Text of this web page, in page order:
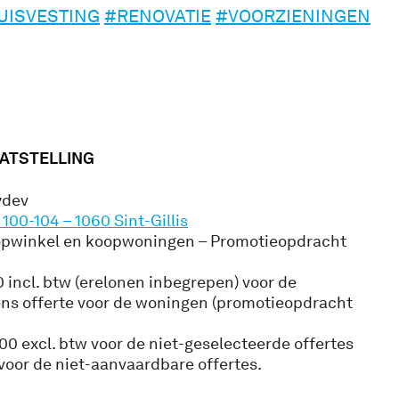
#RENOVATIE #VOORZIENINGEN
104 – 1060 Sint-Gillis
en koopwoningen – Promotieopdracht
incl. btw (erelonen inbegrepen) voor de
offerte voor de woningen (promotieopdracht
excl. btw voor de niet-geselecteerde offertes
de niet-aanvaardbare offertes.